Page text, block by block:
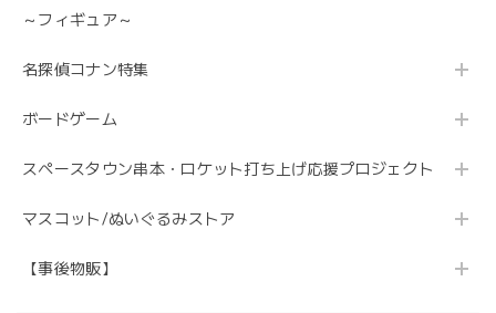
～フィギュア～
名探偵コナン特集
ボードゲーム
スペースタウン串本・ロケット打ち上げ応援プロジェクト
マスコット/ぬいぐるみストア
【事後物販】